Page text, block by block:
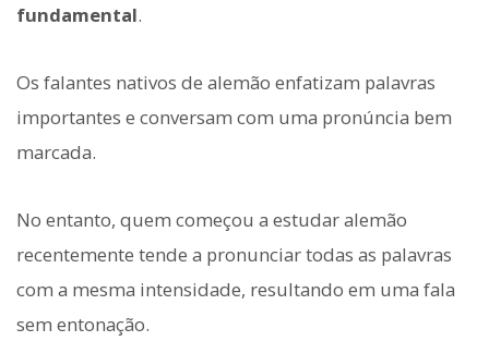
fundamental.
Os falantes nativos de alemão enfatizam palavras
importantes e conversam com uma pronúncia bem
marcada.
No entanto, quem começou a estudar alemão
recentemente tende a pronunciar todas as palavras
com a mesma intensidade, resultando em uma fala
sem entonação.